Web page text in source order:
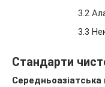
3.2
3.3
Стандарти
Середньоазіатська